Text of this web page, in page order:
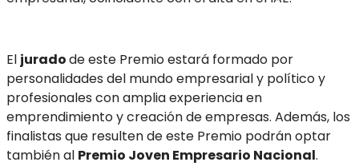
El juradode este Premio estará formado por
personalidades del mundo empresarial y político y
profesionales con amplia experiencia en
emprendimiento y creación de empresas. Además, los
finalistas que resulten de este Premio podrán optar
también al Premio Joven Empresario Nacional.